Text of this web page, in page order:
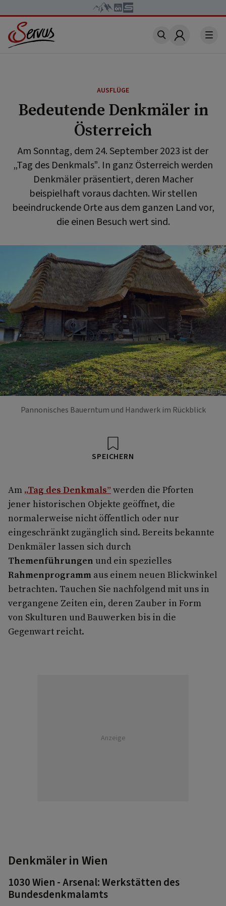
Account
AUSFLÜGE
Bedeutende Denkmäler in
Österreich
Am Sonntag, dem 24. September 2023 ist der
„Tag des Denkmals”. In ganz Österreich werden
Denkmäler präsentiert, deren Macher
beispielhaft voraus dachten. Wir stellen
beeindruckende Orte aus dem ganzen Land vor,
die einen Besuch wert sind.
Foto: Gerhard Kisser
Pannonisches Bauerntum und Handwerk im Rückblick
SPEICHERN
Am „Tag des Denkmals” werden die Pforten
jener historischen Objekte geöffnet, die
normalerweise nicht öffentlich oder nur
eingeschränkt zugänglich sind. Bereits bekannte
Denkmäler lassen sich durch
Themenführungen und ein spezielles
Rahmenprogramm aus einem neuen Blickwinkel
betrachten. Tauchen Sie nachfolgend mit uns in
vergangene Zeiten ein, deren Zauber in Form
von Skulturen und Bauwerken bis in die
Gegenwart reicht.
Anzeige
Denkmäler in Wien
1030 Wien - Arsenal: Werkstätten des
Bundesdenkmalamts